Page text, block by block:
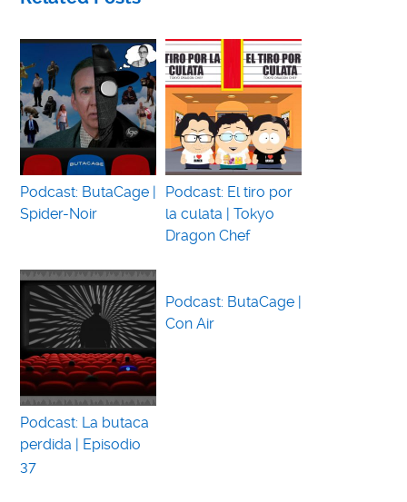
Podcast: ButaCage |
Spider-Noir
Podcast: El tiro por
la culata | Tokyo
Dragon Chef
Podcast: La butaca
perdida | Episodio
37
Podcast: ButaCage |
Con Air